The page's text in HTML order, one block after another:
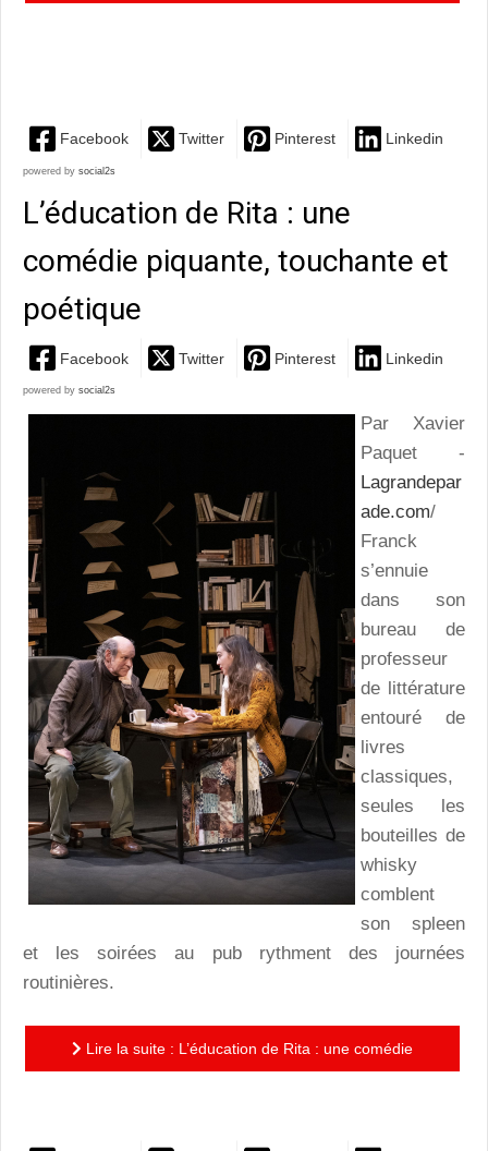
Facebook Twitter Pinterest Linkedin
powered by social2s
L’éducation de Rita : une
comédie piquante, touchante et
poétique
Facebook Twitter Pinterest Linkedin
powered by social2s
Par Xavier
Paquet -
Lagrandepar
ade.com/
Franck
s’ennuie
dans son
bureau de
professeur
de littérature
entouré de
livres
classiques,
seules les
bouteilles de
whisky
comblent
son spleen
et les soirées au pub rythment des journées
routinières.
Lire la suite : L’éducation de Rita : une comédie